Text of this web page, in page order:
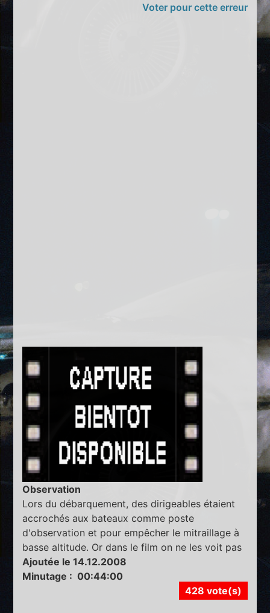
Voter pour cette erreur
Observation
Lors du débarquement, des dirigeables étaient
accrochés aux bateaux comme poste
d'observation et pour empêcher le mitraillage à
basse altitude. Or dans le film on ne les voit pas
Ajoutée le 14.12.2008
Minutage : 00:44:00
428 vote(s)